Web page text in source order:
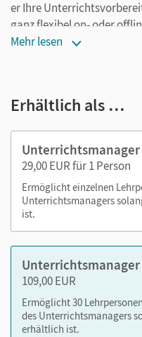
er Ihre
ganz flexibel on- oder
Unterrichtsmanager
alle Videos und
Handreichungen
differenzierende
Nutzen Sie den
oder über die Cornelsen
Mehr lesen
Erhältlich als …
Unterrichtsmanager
29,00 EUR für 1 Person
Ermöglicht einzelnen
Unterrichtsmanagers
ist.
109,00 EUR
Ermöglicht 30
des Unterrichtsmanagers
erhältlich ist.